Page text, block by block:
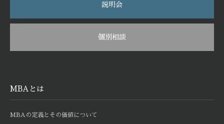
説明会
個別相談
MBAとは
MBAの定義とその価値について